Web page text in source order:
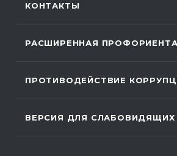
КОНТАКТЫ
РАСШИРЕННАЯ
ПРОТИВОДЕЙСТВИЕ
ВЕРСИЯ ДЛЯ СЛАБОВИДЯЩИХ